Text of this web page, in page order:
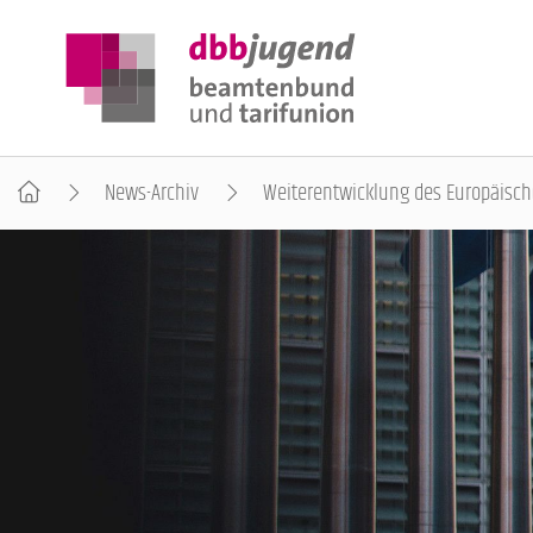
AUSBILDUNGSINFORMATIONEN
News-Archiv Weiterentwicklung des